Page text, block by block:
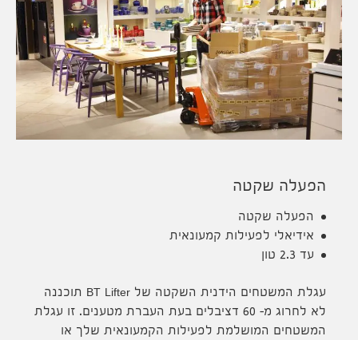
הפעלה שקטה
הפעלה שקטה
אידיאלי לפעילות קמעונאית
עד 2.3 טון
עגלת המשטחים הידנית השקטה של BT Lifter תוכננה
לא לחרוג מ- 60 דציבלים בעת העברת מטענים. זו עגלת
המשטחים המושלמת לפעילות הקמעונאית שלך או